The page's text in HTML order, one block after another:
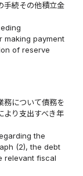
手続その他積立金
making payment
of reserve
務について債務を
より支出すべき年
the
(2), the debt
relevant fiscal